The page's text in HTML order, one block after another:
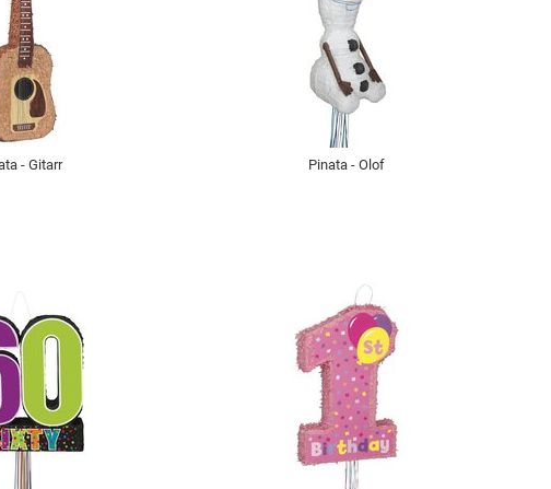
- Gitarr Pinata - Olof